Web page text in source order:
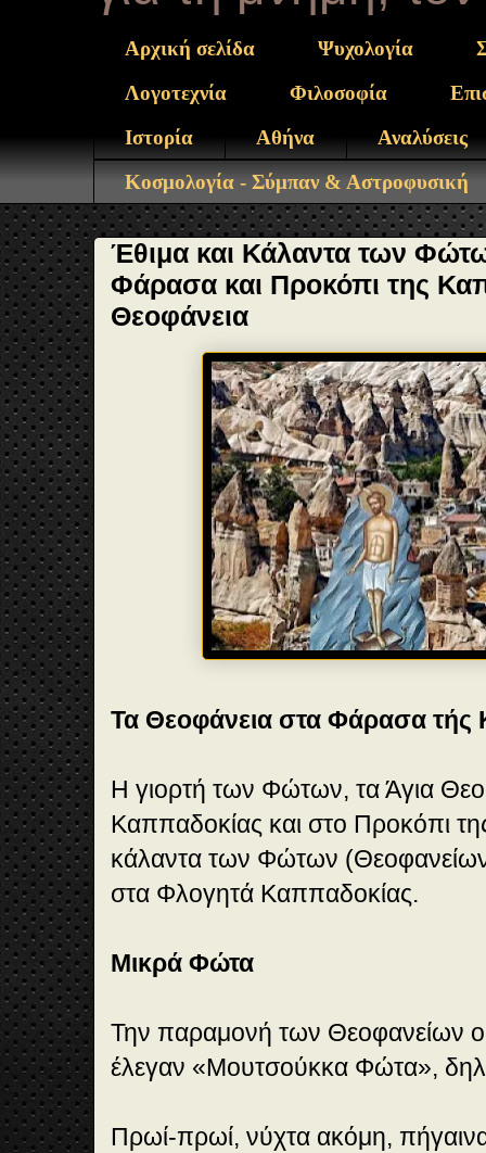
Αρχική σελίδα Ψυχολογία
Λογοτεχνία
Φιλοσοφία
Ιστορία
Αθήνα
Αναλύσεις
Κοσμολογία - Σύμπαν & Αστροφυσική
Έθιμα και Κάλαντα των
Φάρασα και Προκόπι της
Θεοφάνεια
Τα Θεοφάνεια στα Φάρασα τής
H γιορτή των Φώτων, τα Άγια
Καππαδοκίας και στο Προκόπι
κάλαντα των Φώτων
στα Φλογητά Καππαδοκίας.
Μικρά Φώτα
Την παραμονή των Θεοφανείων
έλεγαν «Μουτσούκκα Φώτα»,
Πρωί-πρωί, νύχτα ακόμη,